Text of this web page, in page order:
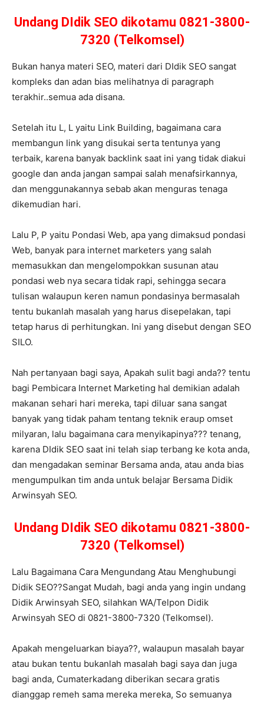
Undang DIdik SEO dikotamu 0821-3800-
7320 (Telkomsel)
Bukan hanya materi SEO, materi dari DIdik SEO sangat
kompleks dan adan bias melihatnya di paragraph
terakhir..semua ada disana.
Setelah itu L, L yaitu Link Building, bagaimana cara
membangun link yang disukai serta tentunya yang
terbaik, karena banyak backlink saat ini yang tidak diakui
google dan anda jangan sampai salah menafsirkannya,
dan menggunakannya sebab akan menguras tenaga
dikemudian hari.
Lalu P, P yaitu Pondasi Web, apa yang dimaksud pondasi
Web, banyak para internet marketers yang salah
memasukkan dan mengelompokkan susunan atau
pondasi web nya secara tidak rapi, sehingga secara
tulisan walaupun keren namun pondasinya bermasalah
tentu bukanlah masalah yang harus disepelakan, tapi
tetap harus di perhitungkan. Ini yang disebut dengan SEO
SILO.
Nah pertanyaan bagi saya, Apakah sulit bagi anda?? tentu
bagi Pembicara Internet Marketing hal demikian adalah
makanan sehari hari mereka, tapi diluar sana sangat
banyak yang tidak paham tentang teknik eraup omset
milyaran, lalu bagaimana cara menyikapinya??? tenang,
karena DIdik SEO saat ini telah siap terbang ke kota anda,
dan mengadakan seminar Bersama anda, atau anda bias
mengumpulkan tim anda untuk belajar Bersama Didik
Arwinsyah SEO.
Undang DIdik SEO dikotamu 0821-3800-
7320 (Telkomsel)
Lalu Bagaimana Cara Mengundang Atau Menghubungi
Didik SEO??Sangat Mudah, bagi anda yang ingin undang
Didik Arwinsyah SEO, silahkan WA/Telpon Didik
Arwinsyah SEO di 0821-3800-7320 (Telkomsel).
Apakah mengeluarkan biaya??, walaupun masalah bayar
atau bukan tentu bukanlah masalah bagi saya dan juga
bagi anda, Cumaterkadang diberikan secara gratis
dianggap remeh sama mereka mereka, So semuanya